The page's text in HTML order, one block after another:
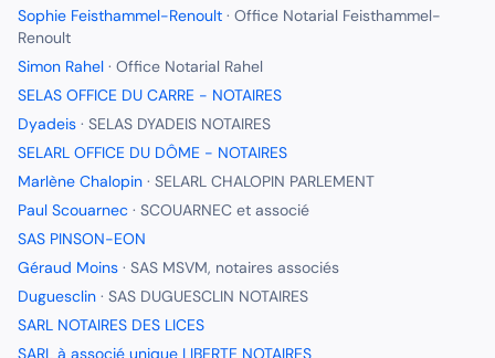
Sophie Feisthammel-Renoult · Office Notarial Feisthammel-
Renoult
Simon Rahel · Office Notarial Rahel
SELAS OFFICE DU CARRE - NOTAIRES
Dyadeis · SELAS DYADEIS NOTAIRES
SELARL OFFICE DU DÔME - NOTAIRES
Marlène Chalopin · SELARL CHALOPIN PARLEMENT
Paul Scouarnec · SCOUARNEC et associé
SAS PINSON-EON
Géraud Moins · SAS MSVM, notaires associés
Duguesclin · SAS DUGUESCLIN NOTAIRES
SARL NOTAIRES DES LICES
SARL à associé unique LIBERTE NOTAIRES